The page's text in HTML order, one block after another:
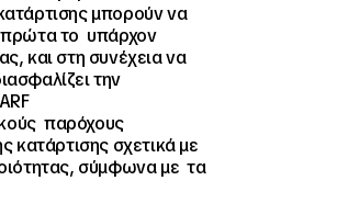
μπορούν να
πρώτα το υπάρχον
και στη συνέχεια να
την
παρόχους
κατάρτισης σχετικά με
σύμφωνα με τα